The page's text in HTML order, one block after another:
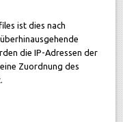
ist dies nach
die IP-Adressen der
Zuordnung des